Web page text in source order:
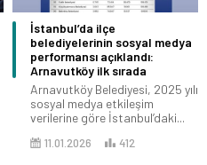
İstanbul’da ilçe
belediyelerinin sosyal medya
performansı açıklandı:
Arnavutköy ilk sırada
Arnavutköy Belediyesi, 2025 yılı
sosyal medya etkileşim
verilerine göre İstanbul’daki...
11.01.2026 412